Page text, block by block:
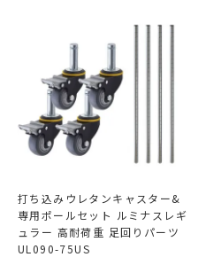
打ち込みウレタンキャスター&
専用ポールセット ルミナスレギ
ュラー 高耐荷重 足回りパーツ
UL090-75US